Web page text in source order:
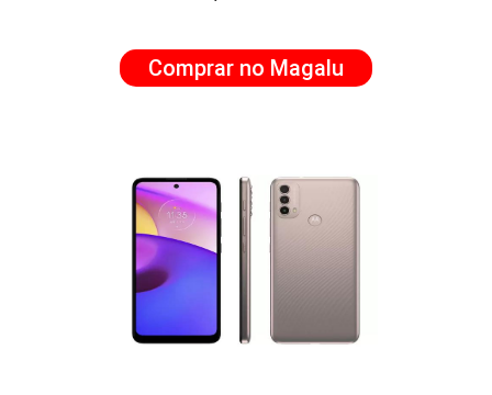
Comprar no Magalu